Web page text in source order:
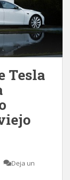
Tesla
Deja un